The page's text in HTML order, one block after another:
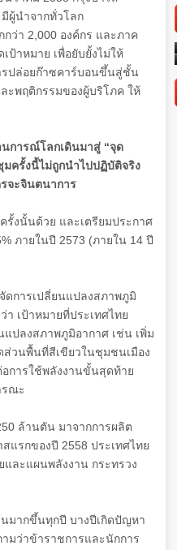
มีผู้นำจากทั่วโลก
กว่า 2,000 องค์กร และภาค
าหมาย เพื่อยับยั้งไม่ให้
รปล่อยก๊าซคาร์บอนขึ้นสู่ชั้น
ะพฤติกรรมของผู้บริโภค ให้
การณ์โลกเดินมาสู่ “จุด
มครั้งนี้ไม่ถูกนำไปปฏิบัติจริง
จะจินตนาการ
รั้งนั้นด้วย และเตรียมประกาศ
ภายในปี 2573 (ภายใน 14 ปี
ดการเปลี่ยนแปลงสภาพภูมิ
เป้าหมายที่ประเทศไทย
ปลงสภาพภูมิอากาศ เช่น เพิ่ม
ส่วนพื้นที่สีเขียวในชุมชนเมือง
การใช้พลังงานขั้นสุดท้าย
รณะ
ล้านตัน มาจากการผลิต
สแรกของปี 2558 ประเทศไทย
ละแผนพลังงาน กระทรวง
มากขึ้นทุกปี บางปีเกิดปัญหา
มว่าข้าราชการและนักการ